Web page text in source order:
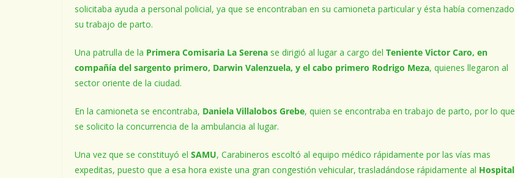
solicitaba ayuda a personal policial, ya que se encontraban en su camioneta particular y ésta había comenzado
su trabajo de parto.
Una patrulla de la Primera Comisaria La Serena se dirigió al lugar a cargo del Teniente Victor Caro, en
compañía del sargento primero, Darwin Valenzuela, y el cabo primero Rodrigo Meza, quienes llegaron al
sector oriente de la ciudad.
En la camioneta se encontraba, Daniela Villalobos Grebe, quien se encontraba en trabajo de parto, por lo que
se solicito la concurrencia de la ambulancia al lugar.
Una vez que se constituyó el SAMU, Carabineros escoltó al equipo médico rápidamente por las vías mas
expeditas, puesto que a esa hora existe una gran congestión vehicular, trasladándose rápidamente al Hospital